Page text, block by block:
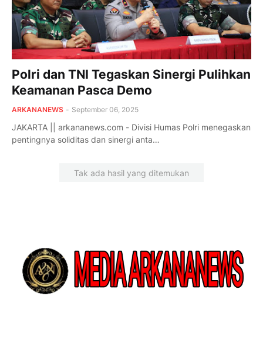
Polri dan TNI Tegaskan Sinergi Pulihkan
Keamanan Pasca Demo
ARKANANEWS - September 06, 2025
JAKARTA || arkananews.com - Divisi Humas Polri menegaskan
pentingnya soliditas dan sinergi anta…
Tak ada hasil yang ditemukan